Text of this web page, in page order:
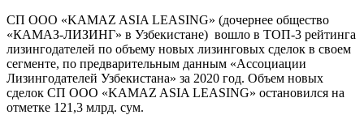
СП ООО «KAMAZ ASIA LEASING» (дочернее общество
«КАМАЗ-ЛИЗИНГ» в Узбекистане) вошло в ТОП-3 рейтинга
лизингодателей по объему новых лизинговых сделок в своем
сегменте, по предварительным данным «Ассоциации
Лизингодателей Узбекистана» за 2020 год. Объем новых
сделок СП ООО «KAMAZ ASIA LEASING» остановился на
отметке 121,3 млрд. сум.